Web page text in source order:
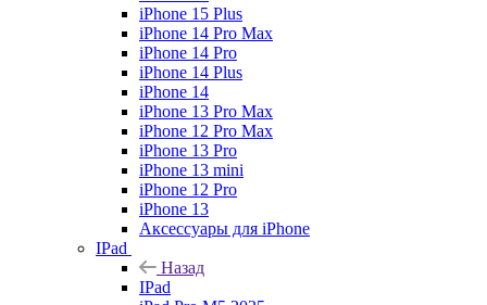
iPhone 15 Plus
iPhone 14 Pro Max
iPhone 14 Pro
iPhone 14 Plus
iPhone 14
iPhone 13 Pro Max
iPhone 12 Pro Max
iPhone 13 Pro
iPhone 13 mini
iPhone 12 Pro
iPhone 13
Аксессуары для iPhone
IPad
Назад
IPad